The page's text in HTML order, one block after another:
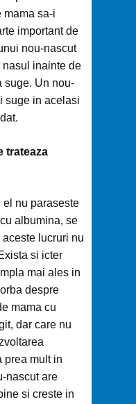
mama sa-i
important de
nou-nascut
nasul inainte de
suge. Un nou-
suge in acelasi
trateaza
el nu paraseste
albumina, se
lucruri nu
si icter
mai ales in
despre
mama cu
dar care nu
prea mult in
nascut are
si creste in